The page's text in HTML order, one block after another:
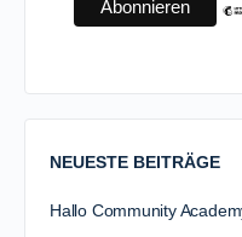
NEUESTE BEITRÄGE
Hallo Community